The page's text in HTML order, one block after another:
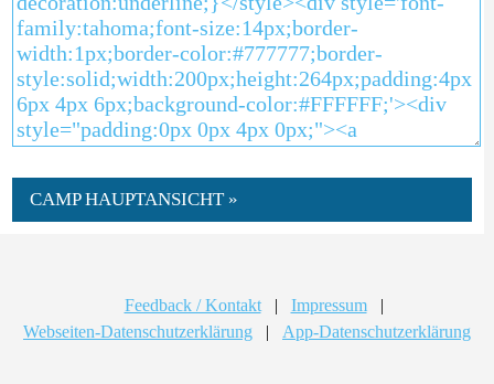
CAMP HAUPTANSICHT »
Feedback / Kontakt | Impressum
|
Webseiten-Datenschutzerklärung
| App-Datenschutzerklärung